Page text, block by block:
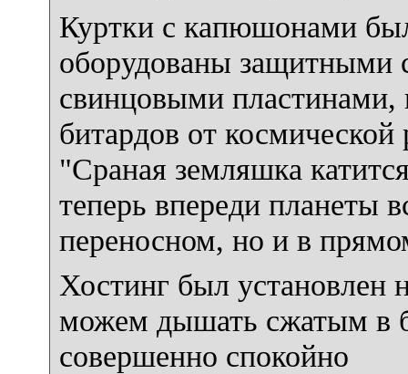
Куртки с капюшонами
оборудованы
свинцовыми
битардов от
"Сраная земляшка
теперь впереди планеты
переносном, но и в
Хостинг был установлен
можем дышать сжатым в
совершенно спокойно